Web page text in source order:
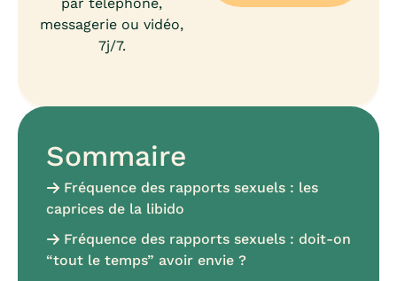
messagerie ou vidéo,
7j/7.
Sommaire
Fréquence des rapports sexuels : les
caprices de la libido
Fréquence des rapports sexuels : doit-on
“tout le temps” avoir envie ?